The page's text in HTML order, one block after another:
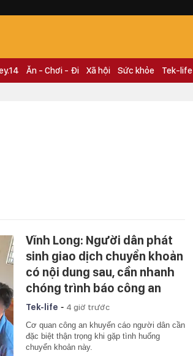
Ăn - Chơi - Đi Xã hội Sức khỏe Tek-life
Vĩnh Long: Người dân phát
sinh giao dịch chuyển khoản
có nội dung sau, cần nhanh
chóng trình báo công an
Tek-life - 4 giờ trước
Cơ quan công an khuyến cáo người dân cần
đặc biệt thận trọng khi gặp tình huống
chuyển khoản này.